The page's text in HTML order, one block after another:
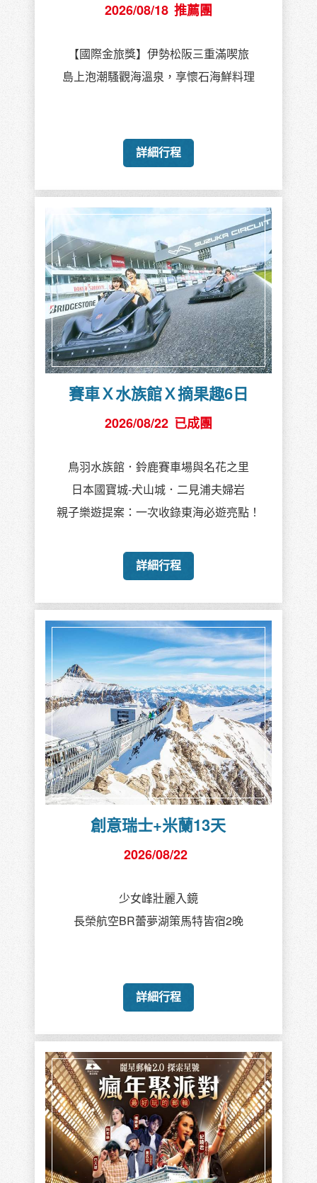
2026/08/18 推薦團
【國際金旅獎】伊勢松阪三重滿喫旅
島上泡潮騷觀海溫泉，享懷石海鮮料理
詳細行程
賽車Ｘ水族館Ｘ摘果趣6日
2026/08/22 已成團
鳥羽水族館．鈴鹿賽車場與名花之里
日本國寶城-犬山城．二見浦夫婦岩
親子樂遊提案：一次收錄東海必遊亮點！
詳細行程
創意瑞士+米蘭13天
2026/08/22
少女峰壯麗入鏡
長榮航空BR蕾夢湖策馬特皆宿2晚
詳細行程